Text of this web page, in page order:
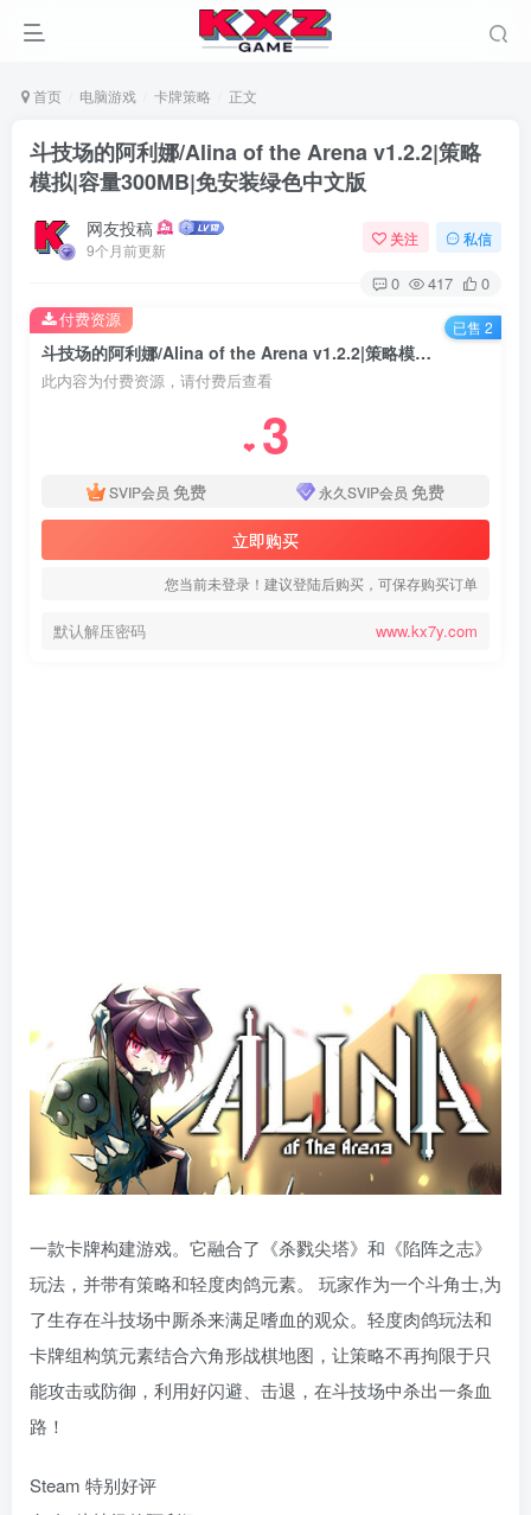
首页 电脑游戏 卡牌策略 正文
斗技场的阿利娜/Alina of the Arena v1.2.2|策略
模拟|容量300MB|免安装绿色中文版
网友投稿
9个月前更新
关注 私信
0 417 0
斗技场的阿利娜/Alina of the Arena v1.2.2|策略模拟|容量300MB|免安装绿色中文版
此内容为付费资源，请付费后查看
❤ 3
SVIP会员 免费 永久SVIP会员 免费
立即购买
您当前未登录！建议登陆后购买，可保存购买订单
默认解压密码 www.kx7y.com
付费资源 已售 2
一款卡牌构建游戏。它融合了《杀戮尖塔》和《陷阵之志》
玩法，并带有策略和轻度肉鸽元素。 玩家作为一个斗角士,为
了生存在斗技场中厮杀来满足嗜血的观众。轻度肉鸽玩法和
卡牌组构筑元素结合六角形战棋地图，让策略不再拘限于只
能攻击或防御，利用好闪避、击退，在斗技场中杀出一条血
路！
Steam 特别好评